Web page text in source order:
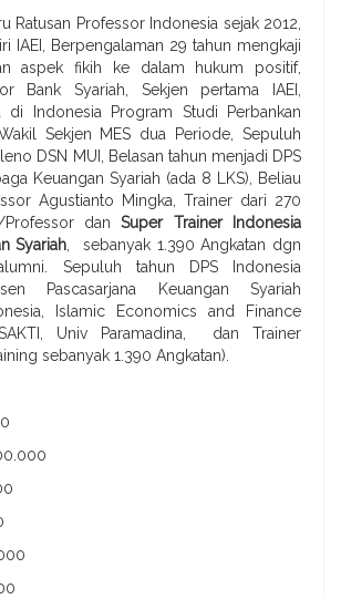
Ratusan Professor Indonesia sejak 2012,
IAEI, Berpengalaman 29 tahun mengkaji
aspek fikih ke dalam hukum positif,
Bank Syariah, Sekjen pertama IAEI,
di Indonesia Program Studi Perbankan
Sekjen MES dua Periode, Sepuluh
DSN MUI, Belasan tahun menjadi DPS
Keuangan Syariah (ada 8 LKS), Beliau
Agustianto Mingka, Trainer dari 270
Professor danSuper Trainer Indonesia
Syariah , sebanyak 1.390 Angkatan dgn
Sepuluh tahun DPS Indonesia
Pascasarjana Keuangan Syariah
Islamic Economics and Finance
Univ Paramadina, dan Trainer
sebanyak 1.390 Angkatan).